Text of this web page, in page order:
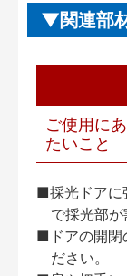
関連部
ご使用に
たいこと
■採光ドアに
で採光部が
■ドアの開閉
ださい。